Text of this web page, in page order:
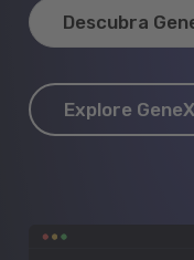
Descubra
Explore